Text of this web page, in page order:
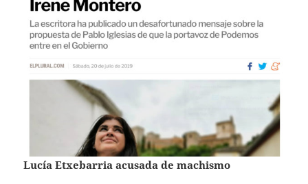
Lucía Etxebarria acusada de machismo